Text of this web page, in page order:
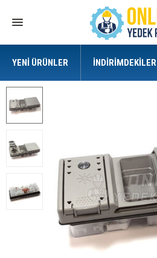
YENI ÜRÜNLER İNDIRIMDEKILER